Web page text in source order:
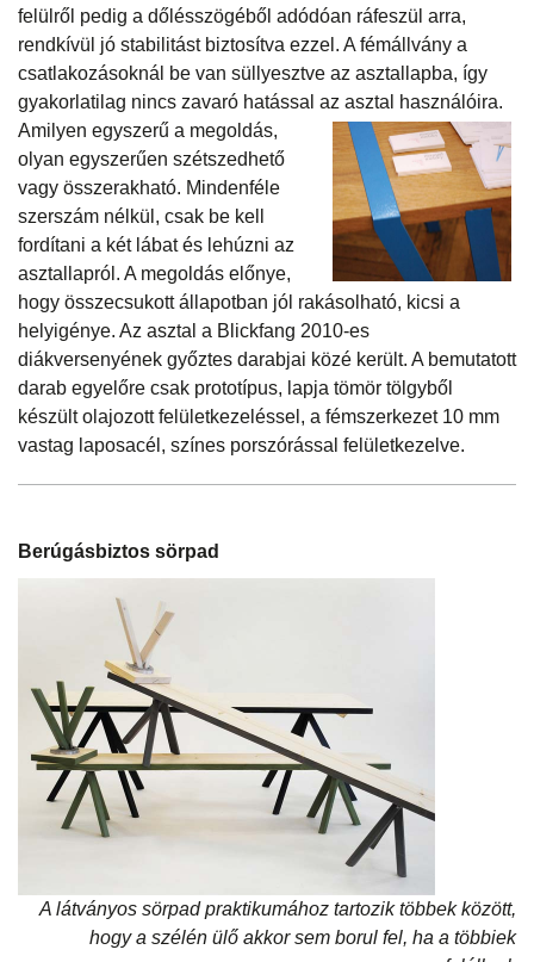
felülről pedig a dőlésszögéből adódóan ráfeszül arra,
rendkívül jó stabilitást biztosítva ezzel. A fémállvány a
csatlakozásoknál be van süllyesztve az asztallapba, így
gyakorlatilag nincs zavaró hatással az asztal használóira.
Amilyen egyszerű a megoldás,
olyan egyszerűen szétszedhető
vagy összerakható. Mindenféle
szerszám nélkül, csak be kell
fordítani a két lábat és lehúzni az
asztallapról. A megoldás előnye,
hogy összecsukott állapotban jól rakásolható, kicsi a
helyigénye. Az asztal a Blickfang 2010-es
diákversenyének győztes darabjai közé került. A bemutatott
darab egyelőre csak prototípus, lapja tömör tölgyből
készült olajozott felületkezeléssel, a fémszerkezet 10 mm
vastag laposacél, színes porszórással felületkezelve.
Berúgásbiztos sörpad
A látványos sörpad praktikumához tartozik többek között,
hogy a szélén ülő akkor sem borul fel, ha a többiek